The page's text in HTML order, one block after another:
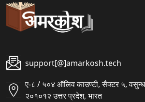
support[@]amarkosh.tech
ए-८ / ५०४ ऑलिव काउण्टी, सैक्टर ५,
२०१०१२ उत्तर प्रदेश, भारत